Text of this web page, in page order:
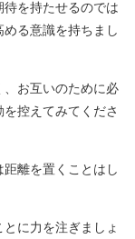
を持たせるのでは
る意識を持ちまし
、お互いのために必
控えてみてくださ
離を置くことはし
に力を注ぎましょ